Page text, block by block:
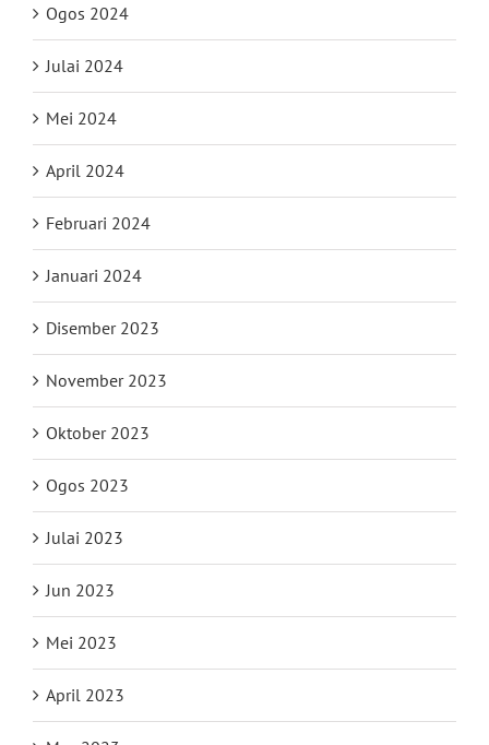
Ogos 2024
Julai 2024
Mei 2024
April 2024
Februari 2024
Januari 2024
Disember 2023
November 2023
Oktober 2023
Ogos 2023
Julai 2023
Jun 2023
Mei 2023
April 2023